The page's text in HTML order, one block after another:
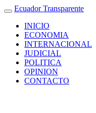
Ecuador Transparente
INICIO
ECONOMIA
INTERNACIONAL
JUDICIAL
POLITICA
OPINION
CONTACTO